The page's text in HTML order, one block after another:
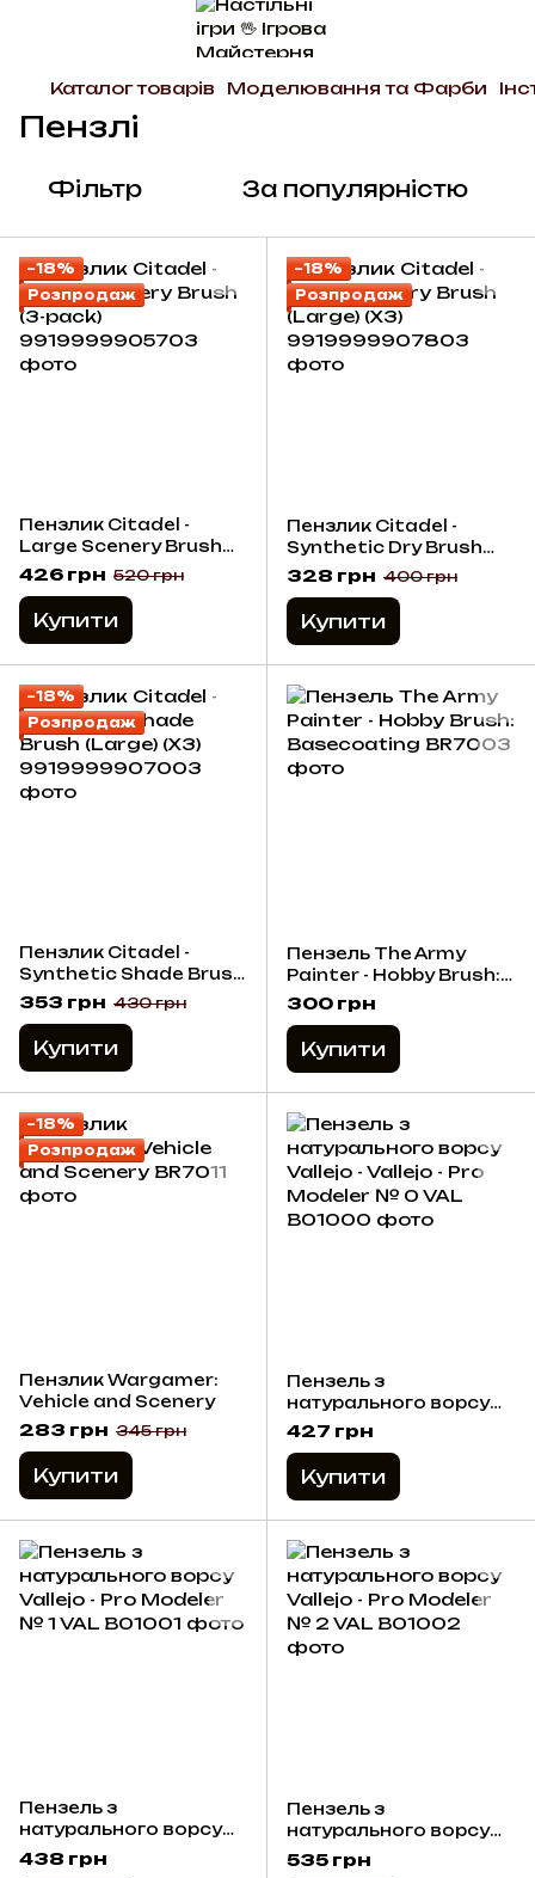
Каталог товарів Моделювання та Фарби
Пензлі
Фільтр За популярністю
−18%
Розпродаж
Пензлик Citadel -
Large Scenery Brush
(3-pack)
426 грн 520 грн
Купити
−18%
Розпродаж
Пензлик Citadel -
Synthetic Dry Brush
(Large) (X3)
328 грн 400 грн
Купити
−18%
Розпродаж
Пензлик Citadel -
Synthetic Shade Brush
(Large) (X3)
353 грн 430 грн
Купити
Пензель The Army
Painter - Hobby Brush:
Basecoating
300 грн
Купити
−18%
Розпродаж
Пензлик Wargamer:
Vehicle and Scenery
283 грн 345 грн
Купити
Пензель з
натурального ворсу
Vallejo - Vallejo - Pro
Modeler № 0
427 грн
Купити
Пензель з
натурального ворсу
Vallejo - Pro Modeler №
438 грн
Пензель з
натурального ворсу
Vallejo - Pro Modeler №
535 грн